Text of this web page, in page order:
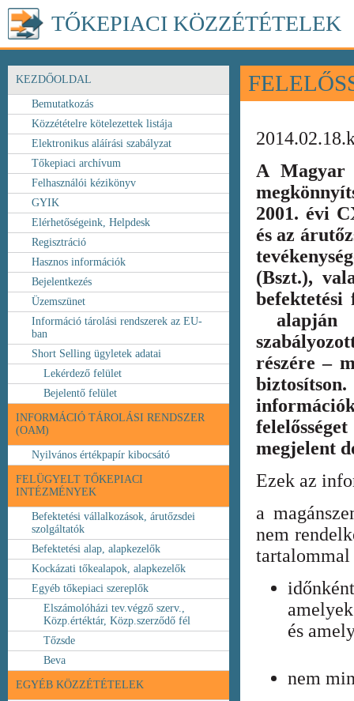
TŐKEPIACI KÖZZÉTÉTELEK
KEZDŐOLDAL
Bemutatkozás
Közzétételre kötelezettek listája
Elektronikus aláírási szabályzat
Tőkepiaci archívum
Felhasználói kézikönyv
GYIK
Elérhetőségeink, Helpdesk
Regisztráció
Hasznos információk
Bejelentkezés
Üzemszünet
Információ tárolási rendszerek az EU-
ban
Short Selling ügyletek adatai
Lekérdező felület
Bejelentő felület
INFORMÁCIÓ TÁROLÁSI RENDSZER
(OAM)
Nyilvános értékpapír kibocsátó
FELÜGYELT TŐKEPIACI
INTÉZMÉNYEK
Befektetési vállalkozások, árutőzsdei
szolgáltatók
Befektetési alap, alapkezelők
Kockázati tőkealapok, alapkezelők
Egyéb tőkepiaci szereplők
Elszámolóházi tev.végző szerv.,
Közp.értéktár, Közp.szerződő fél
Tőzsde
Beva
EGYÉB KÖZZÉTÉTELEK
A Magyar
2001. évi
és az
(Bszt.),
alapján
részére –
megjelent
Ezek az
a
nem
és
nem